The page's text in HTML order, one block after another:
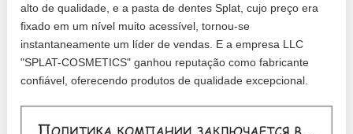
alto de qualidade, e a pasta de dentes Splat, cujo preço era
fixado em um nível muito acessível, tornou-se
instantaneamente um líder de vendas. E a empresa LLC
"SPLAT-COSMETICS" ganhou reputação como fabricante
confiável, oferecendo produtos de qualidade excepcional.